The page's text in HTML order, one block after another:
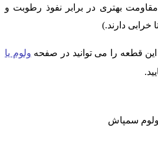
بهتری در برابر نفوذ رطوبت و
دارند.)
قطعه را می توانید در صفحه ولوم یا
ولوم سمپاش